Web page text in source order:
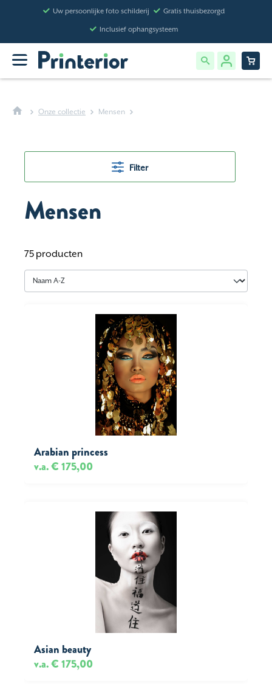
Uw persoonlijke foto schilderij Gratis thuisbezorgd
Inclusief ophangsysteem
Onze collectie Mensen
Filter
Mensen
75 producten
Arabian princess
v.a. € 175,00
Asian beauty
v.a. € 175,00